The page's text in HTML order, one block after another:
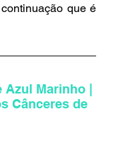
que é
Azul Marinho |
Cânceres de